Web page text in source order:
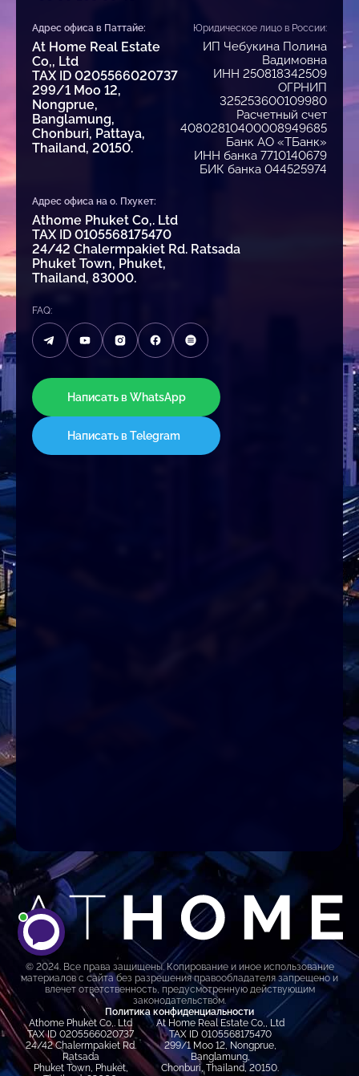
Адрес офиса в Паттайе:
At Home Real Estate
Co,, Ltd
TAX ID 0205566020737
299/1 Moo 12,
Nongprue,
Banglamung,
Chonburi, Pattaya,
Thailand, 20150.
Юридическое лицо в России:
ИП Чебукина Полина
Вадимовна
ИНН 250818342509
ОГРНИП
325253600109980
Расчетный счет
40802810400008949685
Банк АО «ТБанк»
ИНН банка 7710140679
БИК банка 044525974
Адрес офиса на о. Пхукет:
Athome Phuket Co,. Ltd
TAX ID 0105568175470
24/42 Chalermpakiet Rd. Ratsada
Phuket Town, Phuket,
Thailand, 83000.
FAQ:
Написать в WhatsApp
Написать в Telegram
Политика конфиденциальности
© 2024. Все права защищены. Копирование и иное использование
материалов с сайта без разрешения правообладателя запрещено и
влечет ответственность, предусмотренную действующим
законодательством.
Athome Phuket Co,. Ltd
TAX ID 0205566020737
24/42 Chalermpakiet Rd.
Ratsada
Phuket Town, Phuket,
At Home Real Estate Co,, Ltd
TAX ID 0105568175470
299/1 Moo 12, Nongprue,
Banglamung,
Chonburi, Thailand, 20150.